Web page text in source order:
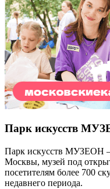
Парк искусств
Парк искусств МУЗЕОН
Москвы, музей под
посетителям более 700
недавнего периода.